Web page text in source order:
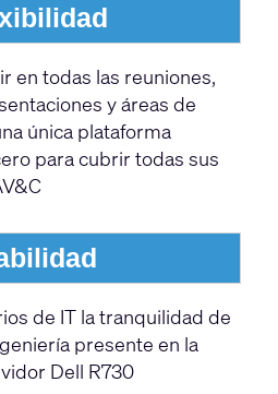
en todas las reuniones,
y áreas de
única plataforma
para cubrir todas sus
de IT la tranquilidad de
presente en la
Dell R730